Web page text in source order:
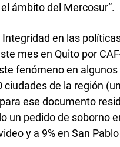
ámbito del Mercosur”.
en las
mes en Quito por
fenómeno en
de la región
ese documento
un pedido de soborno
y a 9% en San